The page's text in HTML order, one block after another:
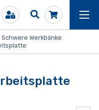
Schwere Werkbänke